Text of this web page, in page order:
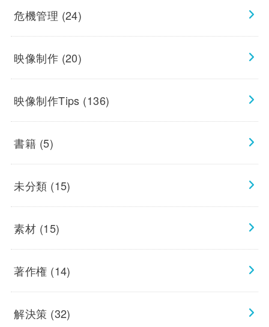
危機管理 (24)
映像制作 (20)
映像制作Tips (136)
書籍 (5)
未分類 (15)
素材 (15)
著作権 (14)
解決策 (32)